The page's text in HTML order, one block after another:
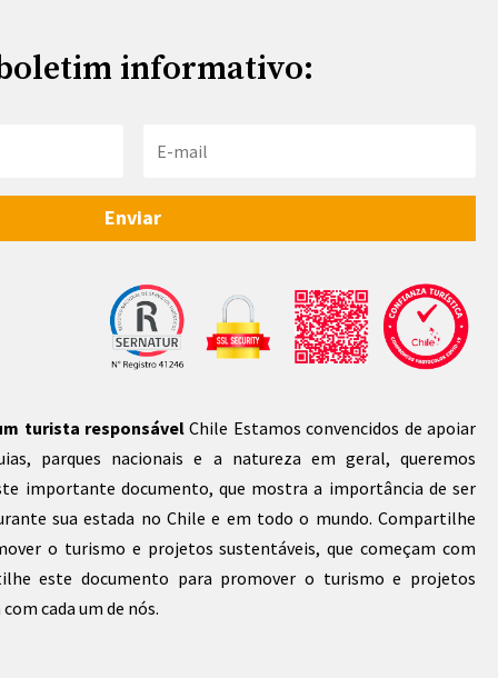
informativo:
Enviar
turista responsável Chile Estamos convencidos de apoiar
parques nacionais e a natureza em geral, queremos
importante documento, que mostra a importância de ser
sua estada no Chile e em todo o mundo. Compartilhe
o turismo e projetos sustentáveis, que começam com
este documento para promover o turismo e projetos
cada um de nós.